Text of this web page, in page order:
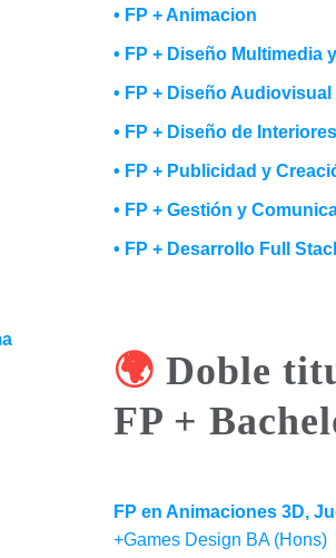
• FP + Animacion
• FP + Diseño Multimedia
• FP + Diseño
• FP + Diseño de Interiores
• FP + Publicidad y
• FP + Gestión y
• FP + Desarrollo Full
🌍 Doble
FP +
FP en Animaciones 3D,
+Games Design BA (Hons)